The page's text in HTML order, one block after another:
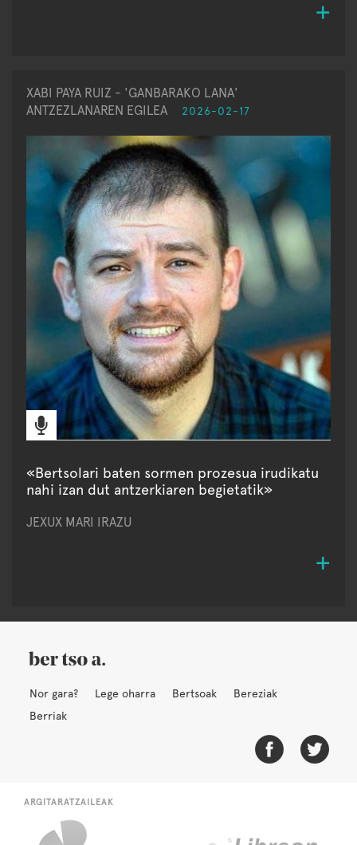
XABI PAYA RUIZ - 'GANBARAKO LANA'
ANTZEZLANAREN EGILEA
2026-02-17
«Bertsolari baten sormen prozesua irudikatu
nahi izan dut antzerkiaren begietatik»
JEXUX MARI IRAZU
Nor gara? Lege oharra Bertsoak
Bereziak
Berriak
ARGITARATZAILEAK